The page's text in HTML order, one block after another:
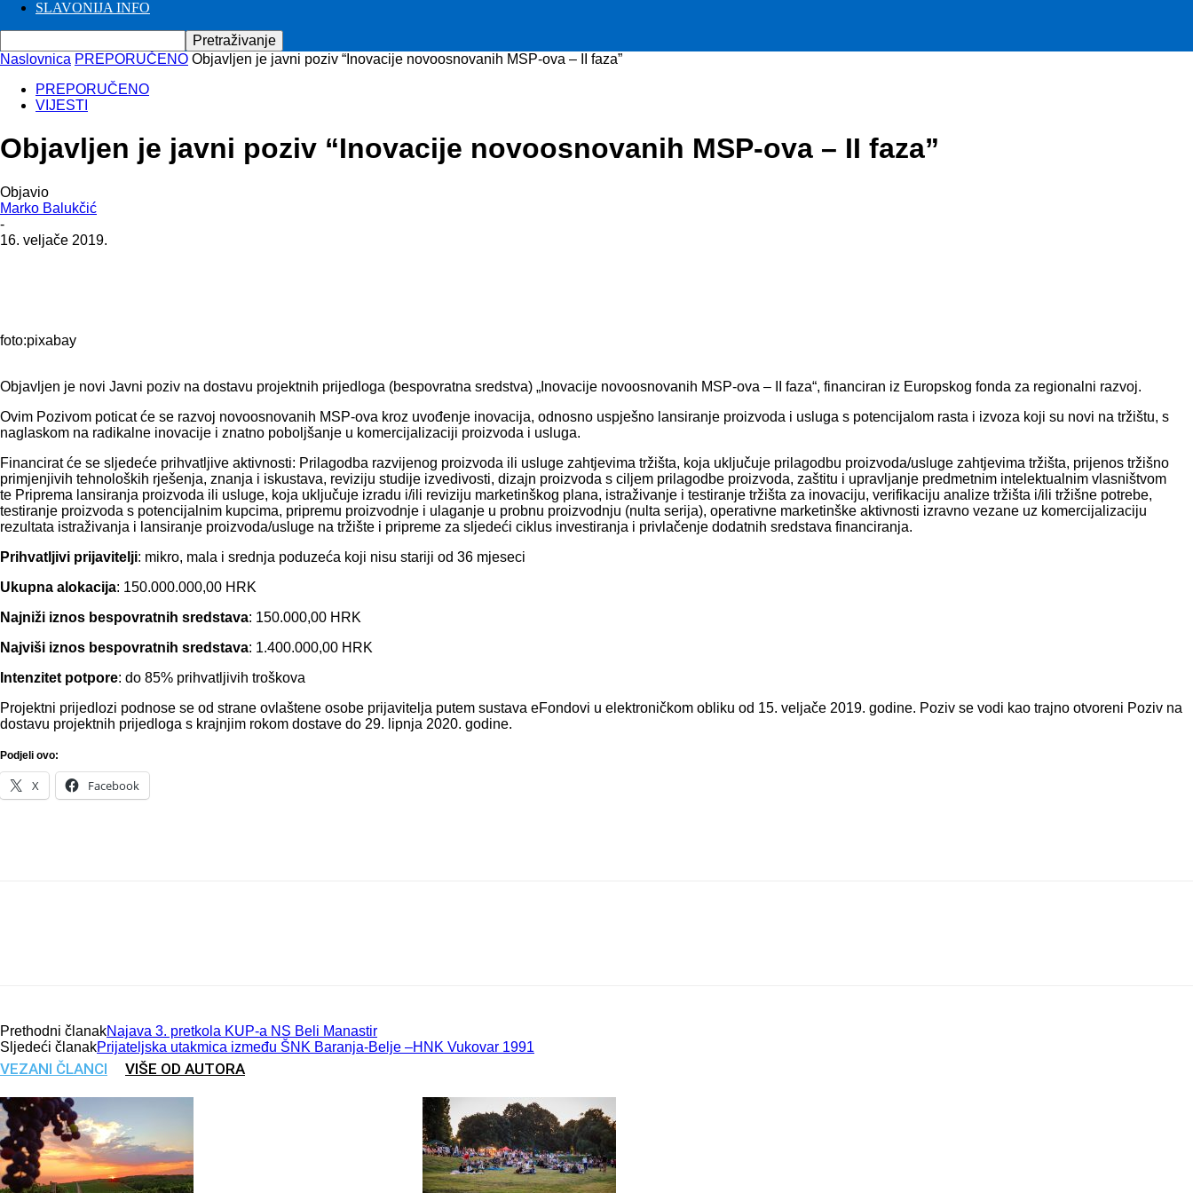
SLAVONIJA INFO
Naslovnica PREPORUČENO Objavljen je javni poziv “Inovacije novoosnovanih MSP-ova – II faza”
PREPORUČENO
VIJESTI
Objavljen je javni poziv “Inovacije novoosnovanih MSP-ova – II faza”
Objavio
Marko Balukčić
-
16. veljače 2019.
foto:pixabay
Objavljen je novi Javni poziv na dostavu projektnih prijedloga (bespovratna sredstva) „Inovacije novoosnovanih MSP-ova – II faza“, financiran iz Europskog fonda za regionalni razvoj.
Ovim Pozivom poticat će se razvoj novoosnovanih MSP-ova kroz uvođenje inovacija, odnosno uspješno lansiranje proizvoda i usluga s potencijalom rasta i izvoza koji su novi na tržištu, s
naglaskom na radikalne inovacije i znatno poboljšanje u komercijalizaciji proizvoda i usluga.
Financirat će se sljedeće prihvatljive aktivnosti: Prilagodba razvijenog proizvoda ili usluge zahtjevima tržišta, koja uključuje prilagodbu proizvoda/usluge zahtjevima tržišta, prijenos tržišno
primjenjivih tehnoloških rješenja, znanja i iskustava, reviziju studije izvedivosti, dizajn proizvoda s ciljem prilagodbe proizvoda, zaštitu i upravljanje predmetnim intelektualnim vlasništvom
te Priprema lansiranja proizvoda ili usluge, koja uključuje izradu i/ili reviziju marketinškog plana, istraživanje i testiranje tržišta za inovaciju, verifikaciju analize tržišta i/ili tržišne potrebe,
testiranje proizvoda s potencijalnim kupcima, pripremu proizvodnje i ulaganje u probnu proizvodnju (nulta serija), operativne marketinške aktivnosti izravno vezane uz komercijalizaciju
rezultata istraživanja i lansiranje proizvoda/usluge na tržište i pripreme za sljedeći ciklus investiranja i privlačenje dodatnih sredstava financiranja.
Prihvatljivi prijavitelji: mikro, mala i srednja poduzeća koji nisu stariji od 36 mjeseci
Ukupna alokacija: 150.000.000,00 HRK
Najniži iznos bespovratnih sredstava: 150.000,00 HRK
Najviši iznos bespovratnih sredstava: 1.400.000,00 HRK
Intenzitet potpore: do 85% prihvatljivih troškova
Projektni prijedlozi podnose se od strane ovlaštene osobe prijavitelja putem sustava eFondovi u elektroničkom obliku od 15. veljače 2019. godine. Poziv se vodi kao trajno otvoreni Poziv na
dostavu projektnih prijedloga s krajnjim rokom dostave do 29. lipnja 2020. godine.
Podjeli ovo:
X Facebook
Prethodni članakNajava 3. pretkola KUP-a NS Beli Manastir
Sljedeći članakPrijateljska utakmica između ŠNK Baranja-Belje –HNK Vukovar 1991
VEZANI ČLANCI VIŠE OD AUTORA